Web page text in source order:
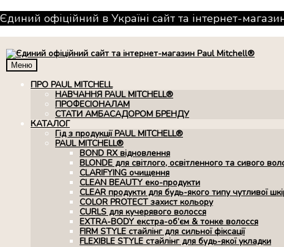
Єдиний офіційний в Україні сайт та інтернет-
Меню
ПРО PAUL MITCHELL
НАВЧАННЯ PAUL MITCHELL®
ПРОФЕСІОНАЛАМ
СТАТИ АМБАСАДОРОМ БРЕНДУ
КАТАЛОГ
Гід з продукції PAUL MITCHELL®
PAUL MITCHELL®
BOND RX вiдновлення
BLONDE для світлого, освітленного та сивого
CLARIFYING очищення
CLEAN BEAUTY еко-продукти
CLEAR продукти для будь-якого типу чутливої
COLOR PROTECT захист кольору
CURLS для кучерявого волосся
EXTRA-BODY екстра-об’єм & тонке волосся
FIRM STYLE стайлінг для сильної фіксації
FLEXIBLE STYLE стайлінг для будь-якої укладки